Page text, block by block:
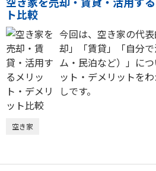
ト比較
今回は、空き家の代
却」「賃貸」「自分
ム・民泊など）」に
ット・デメリットを
しです。
空き家